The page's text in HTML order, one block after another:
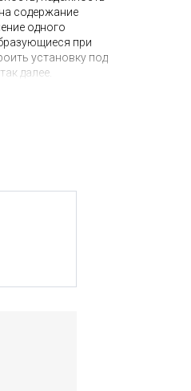
содержание
одного
при
установку под
далее.
под заказ
блоков и
задачи. Чаще
с моделями